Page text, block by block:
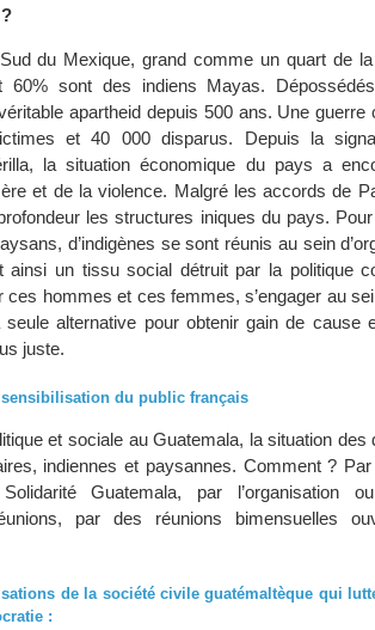
du Mexique, grand comme un quart de
60% sont des indiens Mayas.
apartheid depuis 500 ans. Une
et 40 000 disparus. Depuis la
la situation économique du pays a
et de la violence. Malgré les accords de
les structures iniques du pays.
d’indigènes se sont réunis au sein
ainsi un tissu social détruit par la politique
hommes et ces femmes, s’engager au
alternative pour obtenir gain de cause
juste.
du public français
et sociale au Guatemala, la situation des
indiennes et paysannes. Comment ?
Solidarité Guatemala, par l’organisation
par des réunions bimensuelles
de la société civile guatémaltèque qui
: